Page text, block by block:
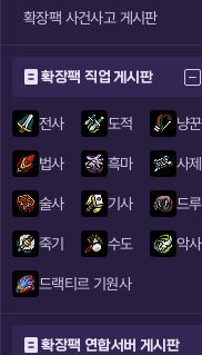
확장팩 사건사고 게시판
확장팩 직업 게시판
전사 도적 냥꾼
법사 흑마 사제
술사 기사 드루
죽기 수도 악사
드랙티르 기원사
확장팩 연합서버 게시판